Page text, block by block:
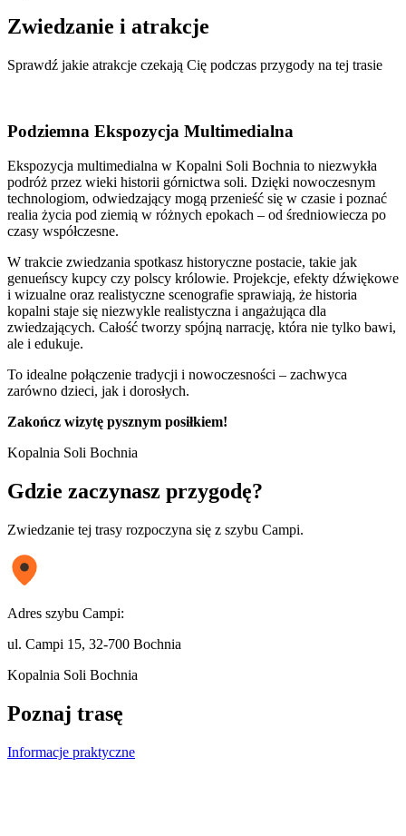
Zwiedzanie i atrakcje
Sprawdź jakie atrakcje czekają Cię podczas przygody na tej trasie
Podziemna Ekspozycja Multimedialna
Ekspozycja multimedialna w Kopalni Soli Bochnia to niezwykła
podróż przez wieki historii górnictwa soli. Dzięki nowoczesnym
technologiom, odwiedzający mogą przenieść się w czasie i poznać
realia życia pod ziemią w różnych epokach – od średniowiecza po
czasy współczesne.
W trakcie zwiedzania spotkasz historyczne postacie, takie jak
genueńscy kupcy czy polscy królowie. Projekcje, efekty dźwiękowe
i wizualne oraz realistyczne scenografie sprawiają, że historia
kopalni staje się niezwykle realistyczna i angażująca dla
zwiedzających. Całość tworzy spójną narrację, która nie tylko bawi,
ale i edukuje.
To idealne połączenie tradycji i nowoczesności – zachwyca
zarówno dzieci, jak i dorosłych.
Zakończ wizytę pysznym posiłkiem!
Kopalnia Soli Bochnia
Gdzie zaczynasz przygodę?
Zwiedzanie tej trasy rozpoczyna się z szybu Campi.
Adres szybu Campi:
ul. Campi 15, 32-700 Bochnia
Kopalnia Soli Bochnia
Poznaj trasę
Informacje praktyczne